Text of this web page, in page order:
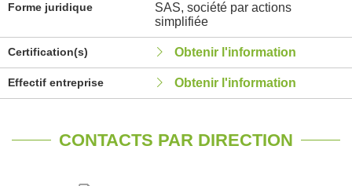
Forme juridique
SAS, société par actions
simplifiée
Certification(s) Obtenir l'information
Effectif entreprise Obtenir l'information
CONTACTS PAR DIRECTION